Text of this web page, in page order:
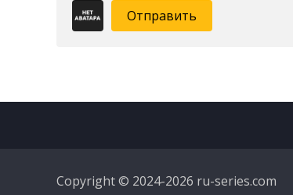
Отправить
Copyright © 2024-2026 ru-series.com